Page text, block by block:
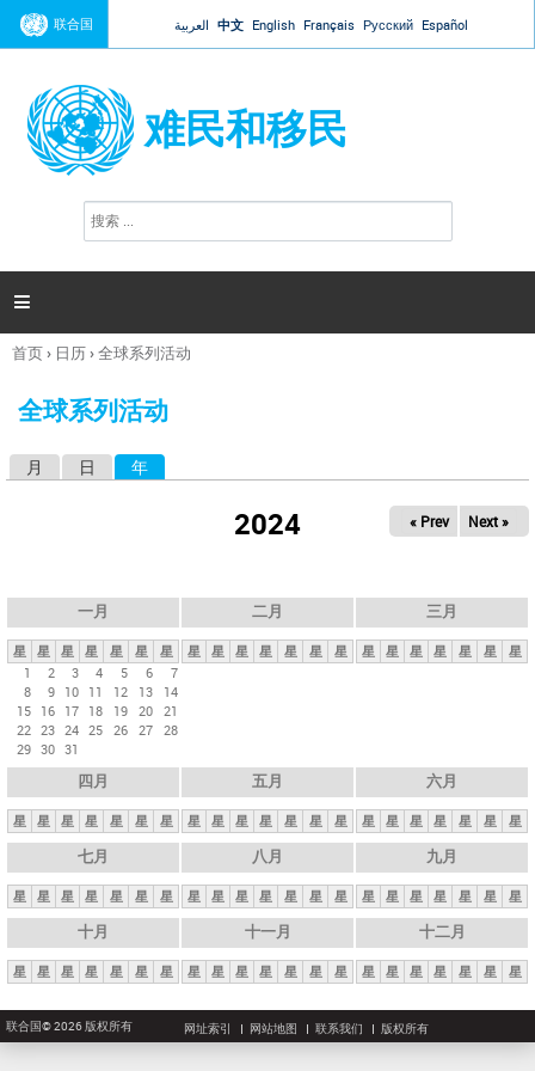
Jump to navigation
联合国 العربية 中文 English Français Русский Español
难民和移民
搜
索

你
这
首页› 日历›全球系列活动
全球系列活动
月 日 年
2024 « Prev Next »
一月
星 星 星 星 星 星
星
1
2 3 4 5 6
7
8
9 10 11 12 13
14
15 16 17 18 19 20 21
22 23 24 25 26 27 28
29 30 31
二月
星 星 星 星 星 星 星
三月
星 星 星 星 星 星 星
四月
星 星 星 星 星 星 星
五月
星 星 星 星 星 星 星
六月
星 星 星 星 星 星 星
七月
星 星 星 星 星 星 星
八月
星 星 星 星 星 星 星
九月
星 星 星 星 星 星 星
十月
星 星 星 星 星 星 星
十一月
星 星 星 星 星 星 星
十二月
星 星 星 星 星 星 星
联合国© 2026 版权所有 网址索引 网站地图 联系我们 版权所有